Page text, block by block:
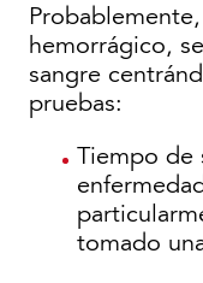
hemorrágico,
sangre
pruebas:
Tiempo de
tomado